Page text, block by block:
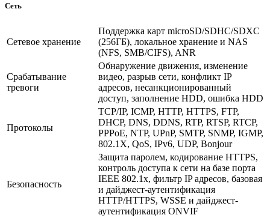
Сеть
Сетевое хранение
Поддержка карт microSD/SDHC/SDXC
(256ГБ), локальное хранение и NAS
(NFS, SMB/CIFS), ANR
Срабатывание
тревоги
Обнаружение движения, изменение
видео, разрыв сети, конфликт IP
адресов, несанкционированный
доступ, заполнение HDD, ошибка HDD
Протоколы
TCP/IP, ICMP, HTTP, HTTPS, FTP,
DHCP, DNS, DDNS, RTP, RTSP, RTCP,
PPPoE, NTP, UPnP, SMTP, SNMP, IGMP,
802.1X, QoS, IPv6, UDP, Bonjour
Безопасность
Защита паролем, кодирование HTTPS,
контроль доступа к сети на базе порта
IEEE 802.1x, фильтр IP адресов, базовая
и дайджест-аутентификация
HTTP/HTTPS, WSSE и дайджест-
аутентификация ONVIF